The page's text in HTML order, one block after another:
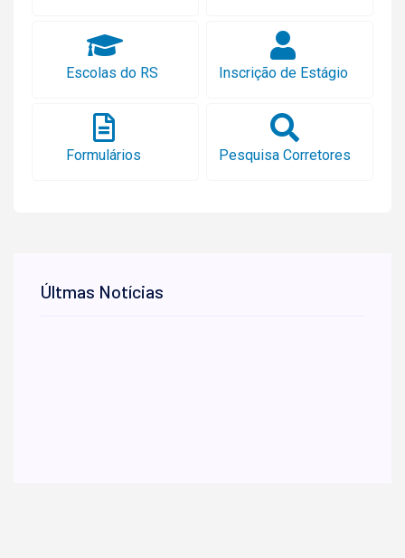
Escolas do RS Inscrição de Estágio
Formulários Pesquisa Corretores
Últmas Notícias